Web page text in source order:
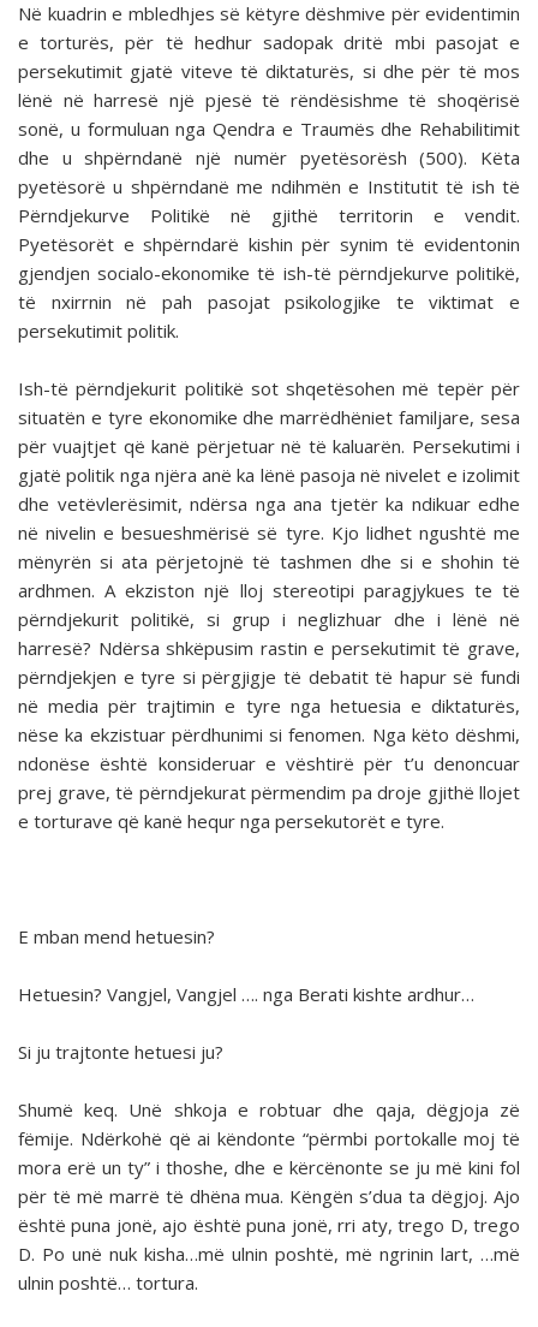
Në kuadrin e mbledhjes së këtyre dëshmive për evidentimin
e torturës, për të hedhur sadopak dritë mbi pasojat e
persekutimit gjatë viteve të diktaturës, si dhe për të mos
lënë në harresë një pjesë të rëndësishme të shoqërisë
sonë, u formuluan nga Qendra e Traumës dhe Rehabilitimit
dhe u shpërndanë një numër pyetësorësh (500). Këta
pyetësorë u shpërndanë me ndihmën e Institutit të ish të
Përndjekurve Politikë në gjithë territorin e vendit.
Pyetësorët e shpërndarë kishin për synim të evidentonin
gjendjen socialo-ekonomike të ish-të përndjekurve politikë,
të nxirrnin në pah pasojat psikologjike te viktimat e
persekutimit politik.
Ish-të përndjekurit politikë sot shqetësohen më tepër për
situatën e tyre ekonomike dhe marrëdhëniet familjare, sesa
për vuajtjet që kanë përjetuar në të kaluarën. Persekutimi i
gjatë politik nga njëra anë ka lënë pasoja në nivelet e izolimit
dhe vetëvlerësimit, ndërsa nga ana tjetër ka ndikuar edhe
në nivelin e besueshmërisë së tyre. Kjo lidhet ngushtë me
mënyrën si ata përjetojnë të tashmen dhe si e shohin të
ardhmen. A ekziston një lloj stereotipi paragjykues te të
përndjekurit politikë, si grup i neglizhuar dhe i lënë në
harresë? Ndërsa shkëpusim rastin e persekutimit të grave,
përndjekjen e tyre si përgjigje të debatit të hapur së fundi
në media për trajtimin e tyre nga hetuesia e diktaturës,
nëse ka ekzistuar përdhunimi si fenomen. Nga këto dëshmi,
ndonëse është konsideruar e vështirë për t’u denoncuar
prej grave, të përndjekurat përmendim pa droje gjithë llojet
e torturave që kanë hequr nga persekutorët e tyre.
E mban mend hetuesin?
Hetuesin? Vangjel, Vangjel …. nga Berati kishte ardhur…
Si ju trajtonte hetuesi ju?
Shumë keq. Unë shkoja e robtuar dhe qaja, dëgjoja zë
fëmije. Ndërkohë që ai këndonte “përmbi portokalle moj të
mora erë un ty” i thoshe, dhe e kërcënonte se ju më kini fol
për të më marrë të dhëna mua. Këngën s’dua ta dëgjoj. Ajo
është puna jonë, ajo është puna jonë, rri aty, trego D, trego
D. Po unë nuk kisha…më ulnin poshtë, më ngrinin lart, …më
ulnin poshtë… tortura.